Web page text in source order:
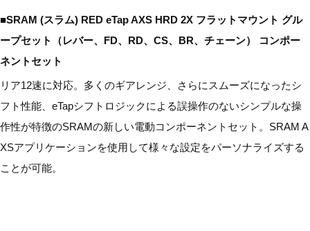
■SRAM (スラム) RED eTap AXS HRD 2X フラットマウント グル
ープセット（レバー、FD、RD、CS、BR、チェーン） コンポー
ネントセット
リア12速に対応。多くのギアレンジ、さらにスムーズになったシ
フト性能、eTapシフトロジックによる誤操作のないシンプルな操
作性が特徴のSRAMの新しい電動コンポーネントセット。SRAM A
XSアプリケーションを使用して様々な設定をパーソナライズする
ことが可能。